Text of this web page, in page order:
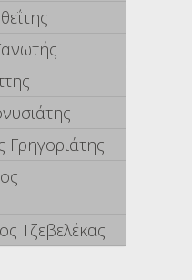
Τζεβελέκας